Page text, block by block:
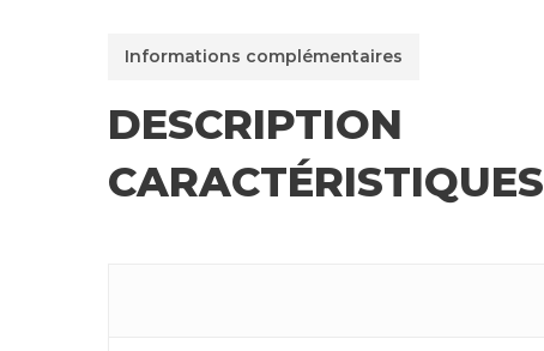
Informations complémentaires
DESCRIPTION
CARACTÉRISTIQUES